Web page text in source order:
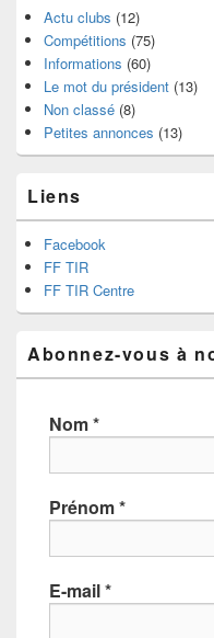
Actu clubs (12)
Compétitions (75)
Informations (60)
Le mot du président (13)
Non classé (8)
Petites annonces (13)
Liens
Facebook
FF TIR
FF TIR Centre
Abonnez-vous à
Nom*
Prénom*
E-mail*